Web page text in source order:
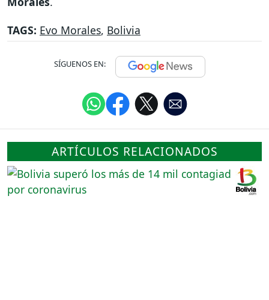
TAGS: Evo Morales, Bolivia
SÍGUENOS EN:
ARTÍCULOS RELACIONADOS